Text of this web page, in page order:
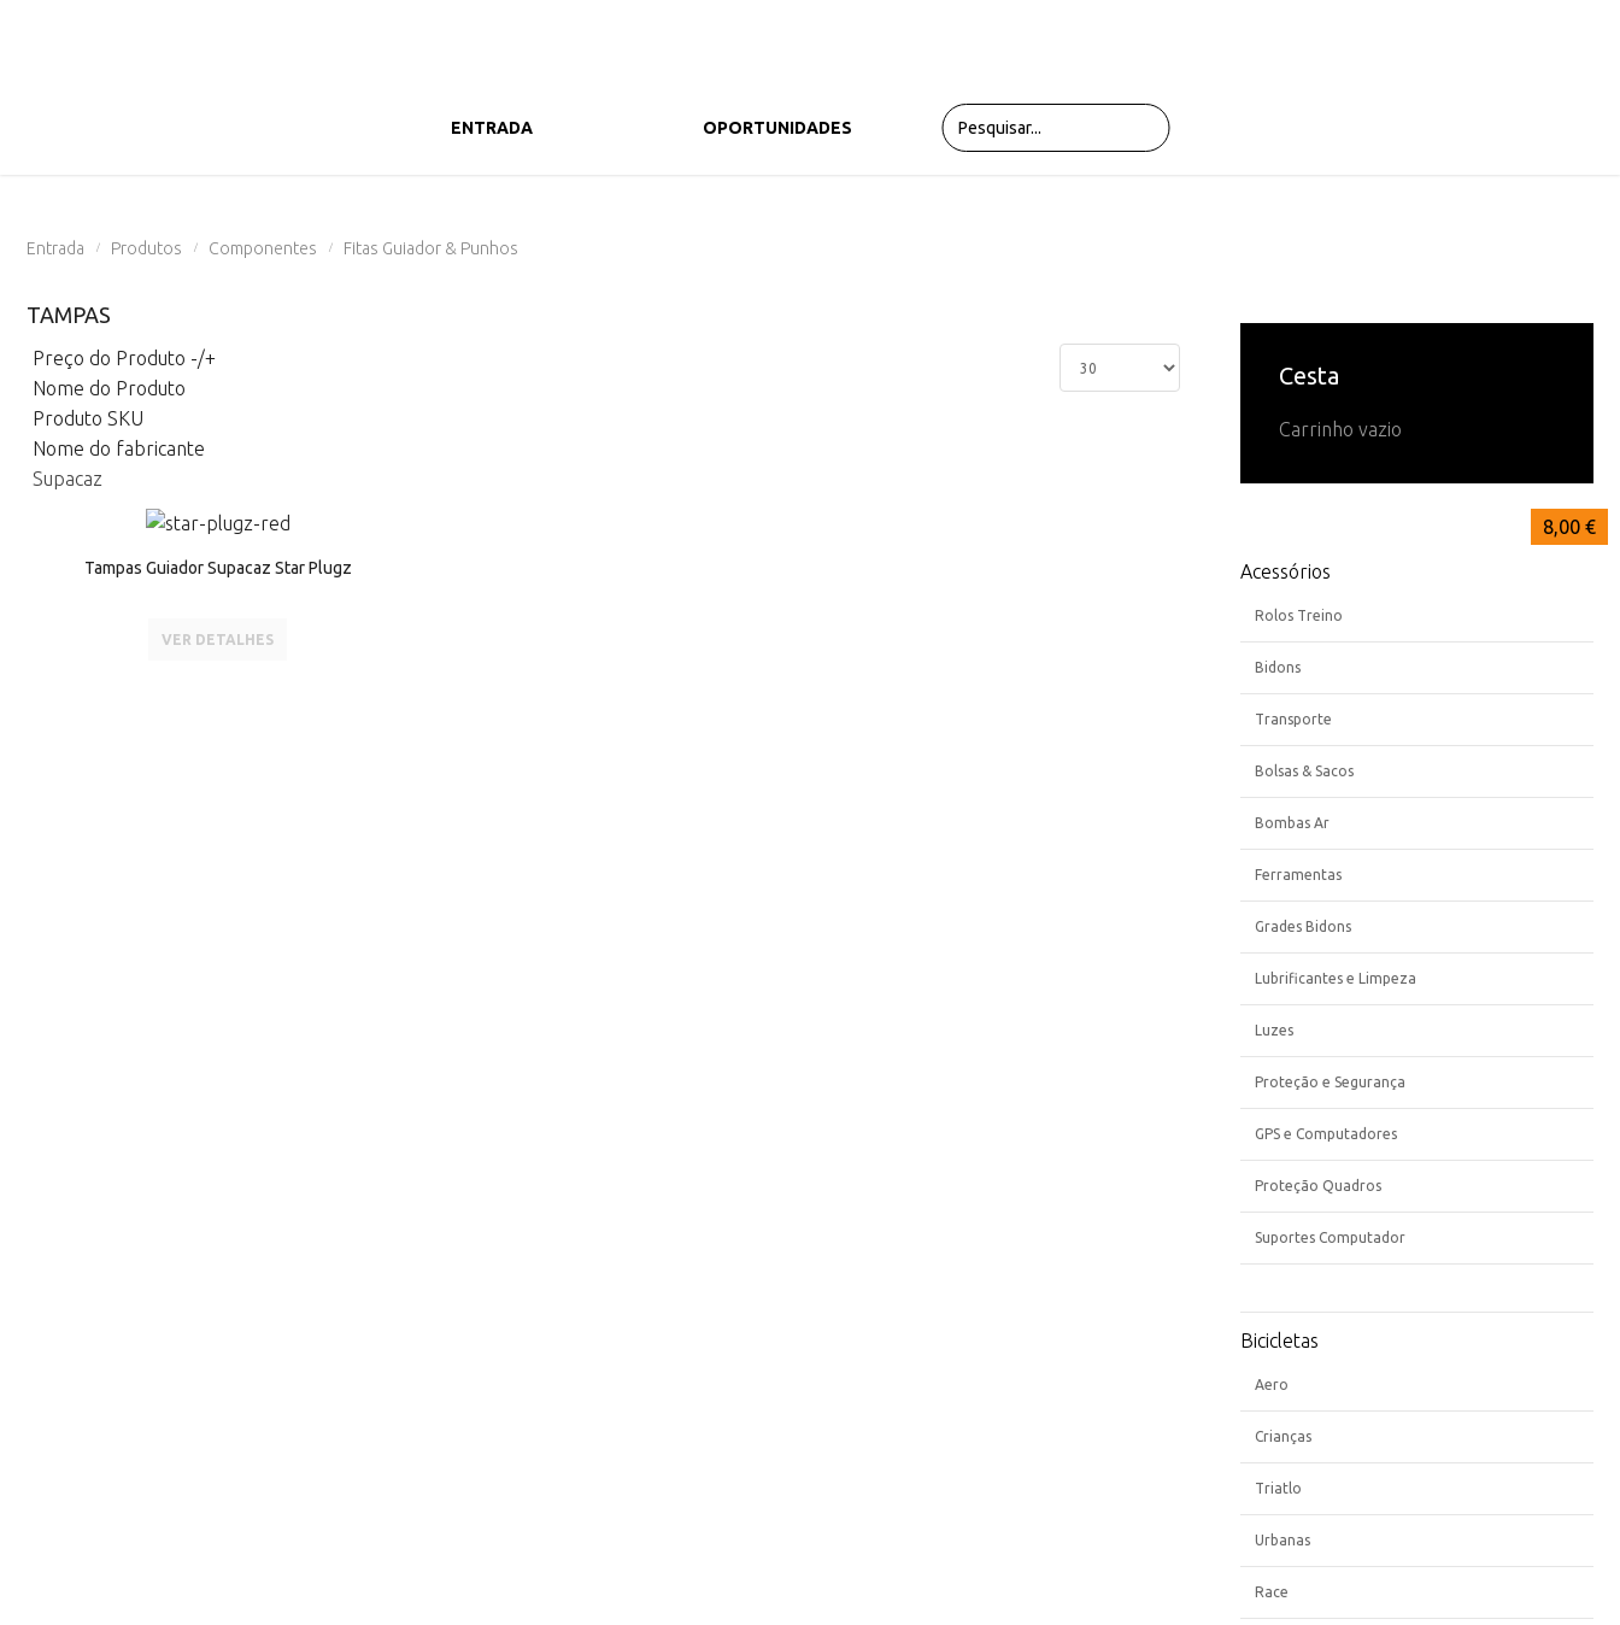
ENTRADA OPORTUNIDADES
Entrada / Produtos / Componentes / Fitas Guiador & Punhos
TAMPAS
Preço do Produto -/+
Nome do Produto
Produto SKU
Nome do fabricante
Supacaz
8,00 €
Tampas Guiador Supacaz Star Plugz
VER DETALHES
Cesta
Carrinho vazio
Acessórios
Rolos Treino
Bidons
Transporte
Bolsas & Sacos
Bombas Ar
Ferramentas
Grades Bidons
Lubrificantes e Limpeza
Luzes
Proteção e Segurança
GPS e Computadores
Proteção Quadros
Suportes Computador
Bicicletas
Aero
Crianças
Triatlo
Urbanas
Race